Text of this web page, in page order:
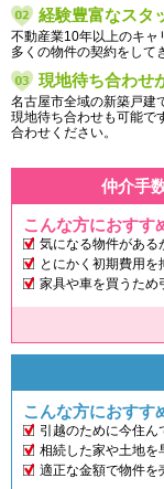
経験豊富なスタ
不動産業10年以上のキャ
多くの物件の契約をして
現地待ち合わせ
名古屋市全域の新築戸建
現地待ち合わせも可能で
合わせください。
仲介手
こんな方におすす
気になる物件がある
とにかく初期費用を
家具や車を買うため
こんな方におすす
引越のために今住ん
相続した家や土地を
適正な金額で物件を